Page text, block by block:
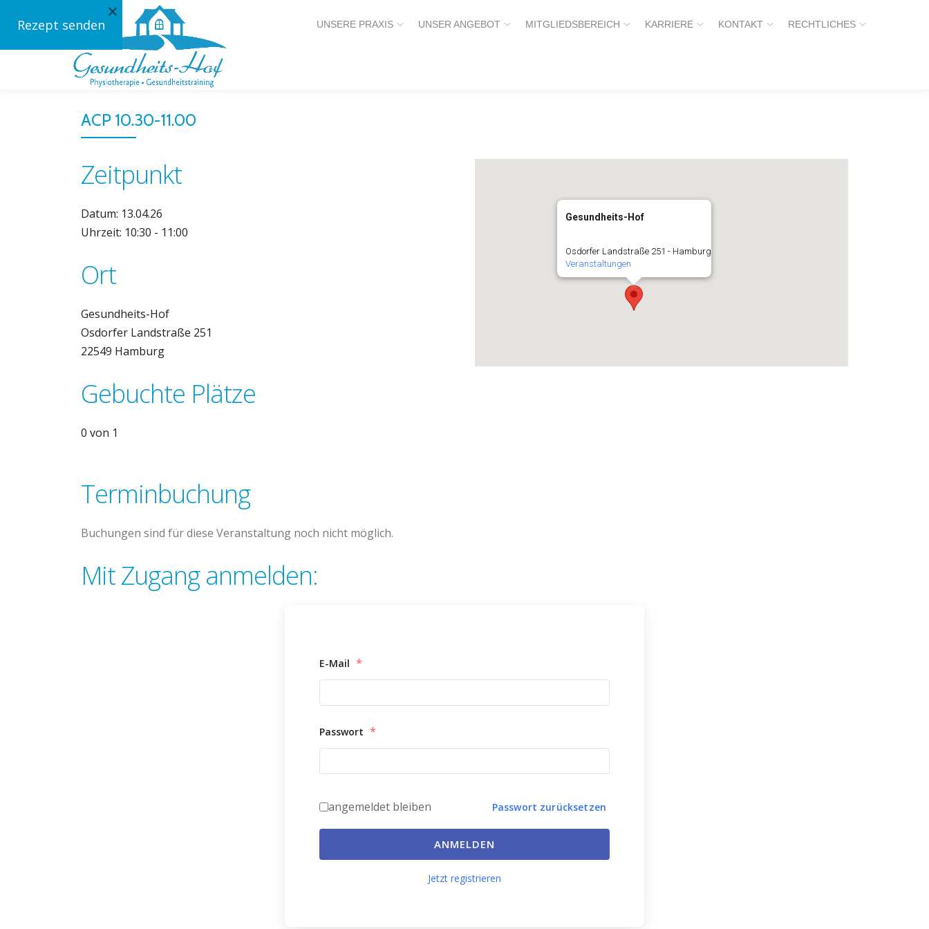
to
UNSERE PRAXIS UNSER ANGEBOT MITGLIEDSBEREICH KARRIERE KONTAKT RECHTLICHES
ACP 10.30-11.00
Zeitpunkt
Datum: 13.04.26
Uhrzeit: 10:30 - 11:00
Ort
Gesundheits-Hof
Osdorfer Landstraße 251
22549 Hamburg
Gebuchte Plätze
0 von 1
Terminbuchung
Buchungen sind für diese Veranstaltung noch nicht möglich.
Gesundheits-Hof
Osdorfer Landstraße 251 - Hamburg
Veranstaltungen
Mit Zugang anmelden:
E-Mail *
Passwort *
angemeldet bleiben Passwort zurücksetzen
ANMELDEN
Jetzt registrieren
Rezept senden
×